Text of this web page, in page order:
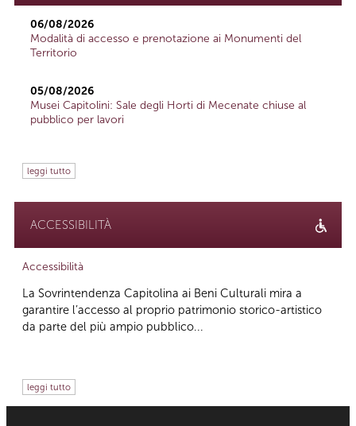
06/08/2026
Modalità di accesso e prenotazione ai Monumenti del
Territorio
05/08/2026
Musei Capitolini: Sale degli Horti di Mecenate chiuse al
pubblico per lavori
leggi tutto
ACCESSIBILITÀ
Accessibilità
La Sovrintendenza Capitolina ai Beni Culturali mira a
garantire l’accesso al proprio patrimonio storico-artistico
da parte del più ampio pubblico...
leggi tutto